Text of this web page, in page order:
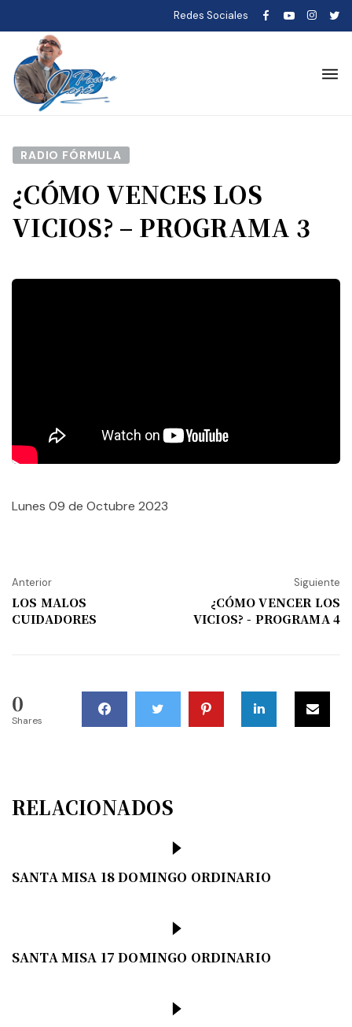
Redes Sociales
RADIO FÓRMULA
¿CÓMO VENCES LOS
VICIOS? – PROGRAMA 3
Lunes 09 de Octubre 2023
Anterior
LOS MALOS
CUIDADORES
Siguiente
¿CÓMO VENCER LOS
VICIOS? - PROGRAMA 4
0
Shares
RELACIONADOS
SANTA MISA 18 DOMINGO ORDINARIO
SANTA MISA 17 DOMINGO ORDINARIO